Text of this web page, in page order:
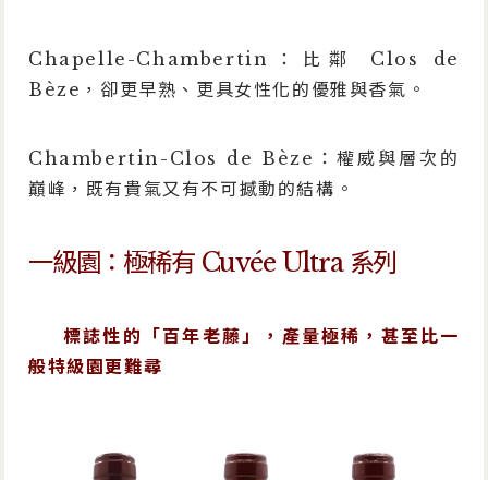
Chapelle-Chambertin：比鄰 Clos de
Bèze，卻更早熟、更具女性化的優雅與香氣。
Chambertin-Clos de Bèze：權威與層次的
巔峰，既有貴氣又有不可撼動的結構。
一級園：極稀有 Cuvée Ultra 系列
標誌性的「百年老藤」，產量極稀，甚至比一
般特級園更難尋